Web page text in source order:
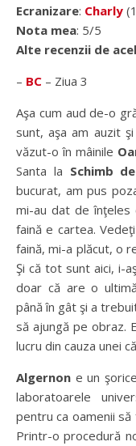
Ecranizare: Charly
Nota mea: 5/5
Alte recenzii de
– BC – Ziua 3
Aşa cum aud de-o
sunt, aşa am auzit
văzut-o în mâinile
Santa la Schimb
bucurat, am pus
mi-au dat de înţeles
faină e cartea.
faină, mi-a plăcut, o
Şi că tot sunt aici, i-
doar că are o
până în gât şi a
să ajungă pe obraz.
lucru din cauza unei
Algernon e un
laboratoarele
pentru ca oamenii să
Printr-o procedură